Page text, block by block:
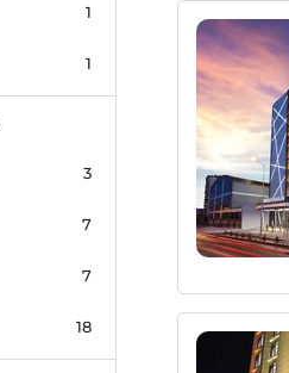
1
1
3
7
7
18